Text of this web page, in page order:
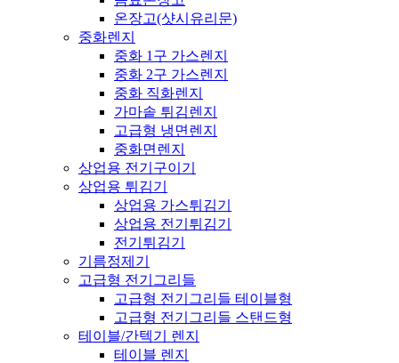
온장고(샷시유리문)
중화렌지
중화 1구 가스렌지
중화 2구 가스렌지
중화 직화렌지
가마솥 튀김렌지
고급형 냉면렌지
중화면렌지
상업용 전기구이기
상업용 튀김기
상업용 가스튀김기
상업용 전기튀김기
전기튀김기
기름정제기
고급형 전기그리들
고급형 전기그리들 테이블형
고급형 전기그리들 스탠드형
테이블/간텍기 렌지
테이블 렌지